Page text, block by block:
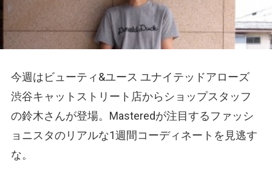
今週はビューティ&ユース ユナイテッドアローズ
渋谷キャットストリート店からショップスタッフ
の鈴木さんが登場。Masteredが注目するファッシ
ョニスタのリアルな1週間コーディネートを見逃す
な。